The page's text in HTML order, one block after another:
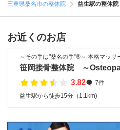
三重県桑名市の整体院
益生駅の整体院
お近くのお店
～その手は"桑名の手"®～ 本格マッサ
笹岡接骨整体院 ～
3.82
7件
益生駅から徒歩15分（1.1km)